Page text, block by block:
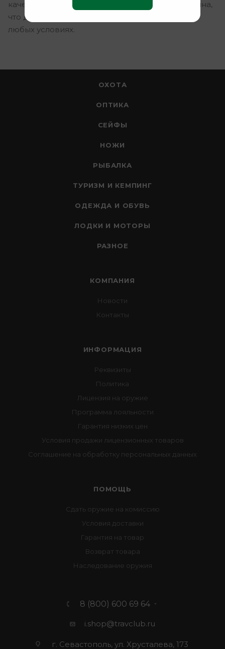
качества, надежности и инновационного дизайна,
что делает его незаменимым помощником в
любых условиях.
ОХОТА
ОПТИКА
СЕЙФЫ
НОЖИ
РЫБАЛКА
ТУРИЗМ И КЕМПИНГ
ОДЕЖДА И ОБУВЬ
ЛОДКИ И МОТОРЫ
РАЗНОЕ
КОМПАНИЯ
Новости
Контакты
ИНФОРМАЦИЯ
Реквизиты
Политика
Лицензия на оружие
Программа лояльности
Гарантия низких цен
Условия продажи лицензионных товаров
Соглашение на обработку персональных данных
ПОМОЩЬ
Сдать оружие на комиссию
Условия доставки
Гарантия на товар
Возврат товара
Наследование оружия
8 (800) 600 69 64
i.shop@travclub.ru
г. Севастополь, ул. Хрусталева, 173